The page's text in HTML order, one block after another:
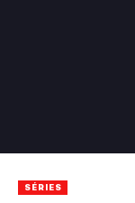
SÉRIES